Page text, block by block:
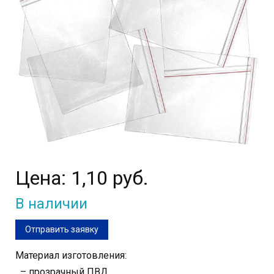
Цена: 1,10 руб.
В наличии
Отправить заявку
Материал изготовления:
– прозрачный ПВД